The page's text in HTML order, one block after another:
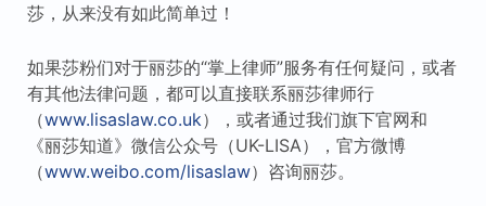
莎，从来没有如此简单过！
如果莎粉们对于丽莎的“掌上律师”服务有任何疑问，或者
有其他法律问题，都可以直接联系丽莎律师行
（www.lisaslaw.co.uk），或者通过我们旗下官网和
《丽莎知道》微信公众号（UK-LISA），官方微博
（www.weibo.com/lisaslaw）咨询丽莎。